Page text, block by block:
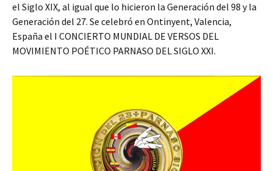
el Siglo XIX, al igual que lo hicieron la Generación del 98 y la
Generación del 27. Se celebró en Ontinyent, Valencia,
España el I CONCIERTO MUNDIAL DE VERSOS DEL
MOVIMIENTO POÉTICO PARNASO DEL SIGLO XXI.